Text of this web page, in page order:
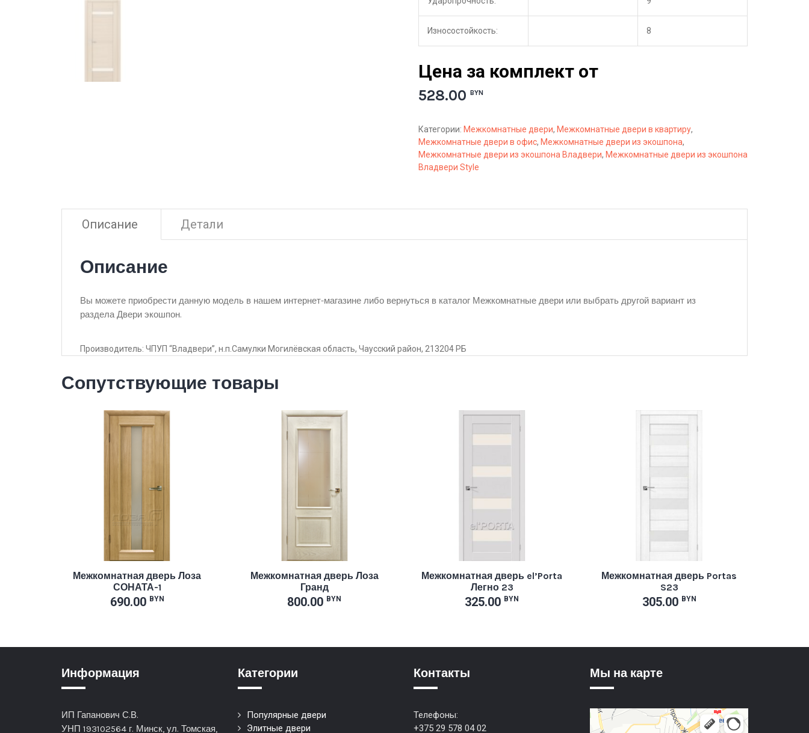
Износостойкость: 8
Цена за комплект от
528.00 BYN
Категории: Межкомнатные двери, Межкомнатные двери в квартиру,
Межкомнатные двери в офис, Межкомнатные двери из экошпона,
Межкомнатные двери из экошпона Владвери, Межкомнатные двери из экошпона
Владвери Style
Описание Детали
Описание
Вы можете приобрести данную модель в нашем интернет-магазине либо вернуться в каталог Межкомнатные двери или выбрать другой вариант из
раздела Двери экошпон.
Производитель: ЧПУП “Владвери”, н.п.Самулки Могилёвская область, Чаусский район, 213204 РБ
Сопутствующие товары
Межкомнатная дверь Лоза
СОНАТА-1
690.00 BYN
Межкомнатная дверь Лоза
Гранд
800.00 BYN
Межкомнатная дверь el’Porta
Легно 23
325.00 BYN
Межкомнатная дверь Portas
S23
305.00 BYN
Информация
ИП Гапанович С.В.
УНП 193102564 г. Минск, ул. Томская,
Категории
Популярные двери
Элитные двери
Контакты
Телефоны:
+375 29 578 04 02
Мы на карте